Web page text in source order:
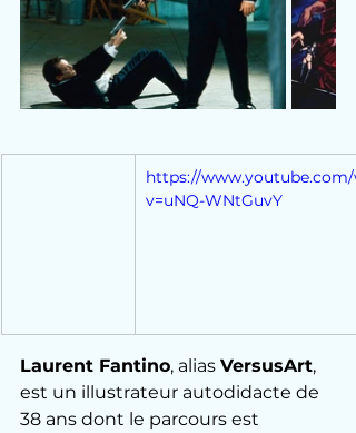
https://www.youtube.com/
v=uNQ-WNtGuvY
Laurent Fantino, alias VersusArt,
est un illustrateur autodidacte de
38 ans dont le parcours est